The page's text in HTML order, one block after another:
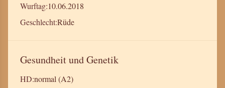
Wurftag:10.06.2018
Geschlecht:Rüde
Gesundheit und Genetik
HD:normal (A2)